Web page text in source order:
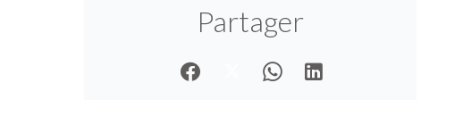
Partager